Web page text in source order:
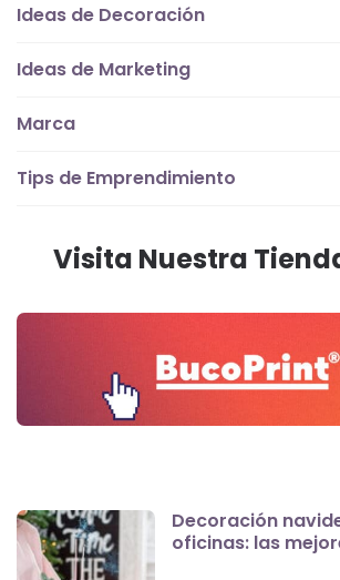
Ideas de Decoración
Ideas de Marketing
Marca
Tips de Emprendimiento
Visita Nuestra
Decoración
oficinas: las